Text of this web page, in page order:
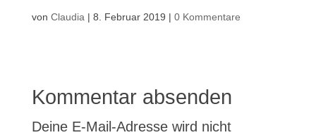
von Claudia | 8. Februar 2019 | 0 Kommentare
Kommentar absenden
Deine E-Mail-Adresse wird nicht